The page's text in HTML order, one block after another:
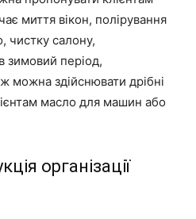
миття вікон, полірування
чистку салону,
зимовий період,
можна здійснювати дрібні
масло для машин або
організації